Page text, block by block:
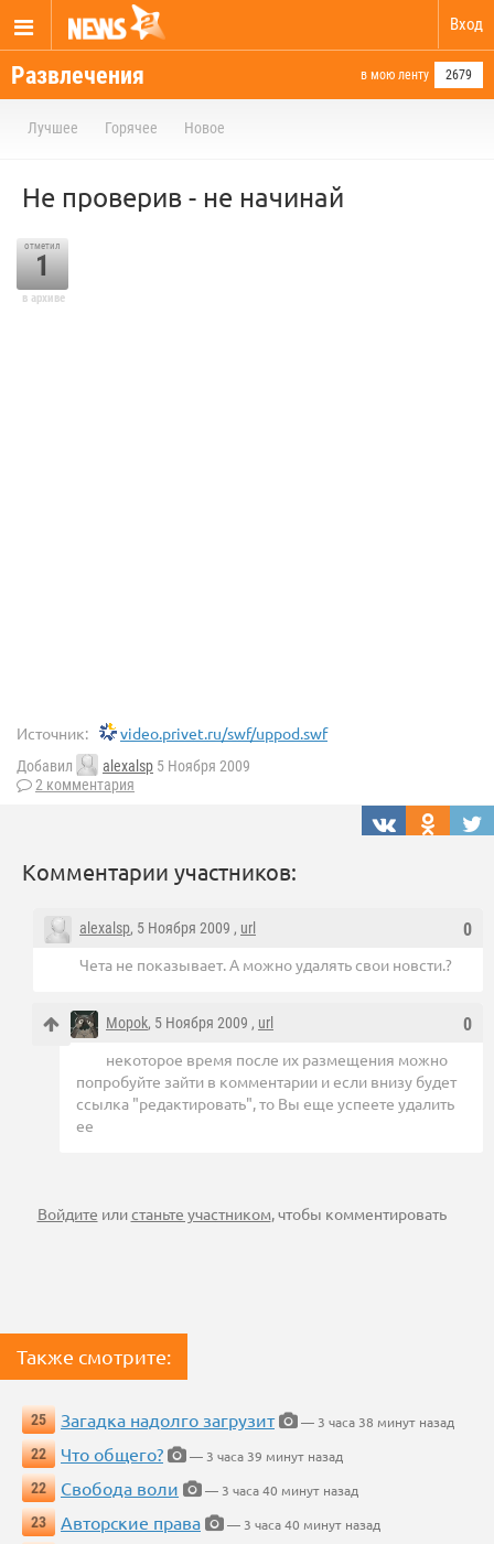
Вход
Развлечения в мою ленту 2679
Лучшее Горячее Новое
Не проверив - не начинай
отметил
1
в архиве
Источник: video.privet.ru/swf/uppod.swf
Добавил alexalsp 5 Ноября 2009
2 комментария
Комментарии участников:
0
alexalsp, 5 Ноября 2009 , url
Чета не показывает. А можно удалять свои новсти.?
0
Mopok, 5 Ноября 2009 , url
некоторое время после их размещения можно
попробуйте зайти в комментарии и если внизу будет
ссылка "редактировать", то Вы еще успеете удалить
ее
Войдите илистаньте участником, чтобы комментировать
Также смотрите:
25 Загадка надолго загрузит
— 3 часа 38 минут назад
22
Что общего?
— 3 часа 39 минут назад
22
Свобода воли
— 3 часа 40 минут назад
23
Авторские права
— 3 часа 40 минут назад